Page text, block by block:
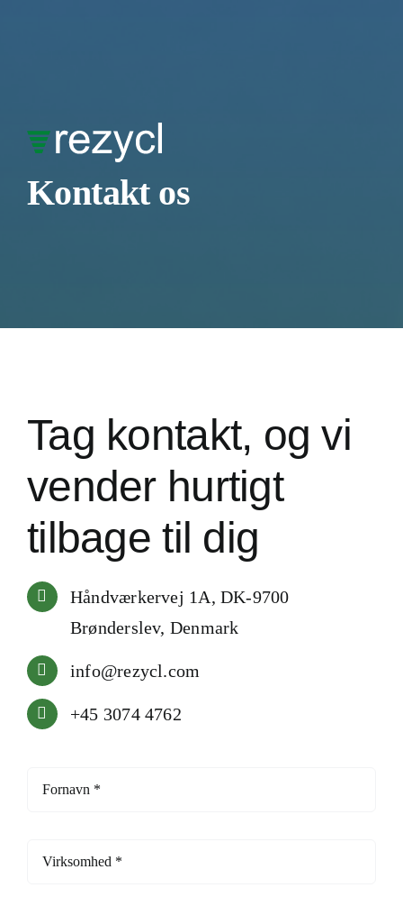
Kontakt os
Tag kontakt, og vi
vender hurtigt
tilbage til dig
Håndværkervej 1A, DK-9700
Brønderslev, Denmark
info@rezycl.com
+45 3074 4762